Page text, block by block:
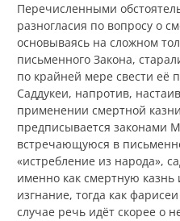
Перечисленными
разногласия по вопросу о
основываясь на сложном
письменного Закона,
по крайней мере свести её
Саддукеи, напротив,
применении смертной казни
предписывается законами
встречающуюся в
«истребление из народа»,
именно как смертную
изгнание, тогда как
случае речь идёт скорее о